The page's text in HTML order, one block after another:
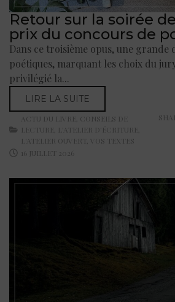
Retour sur la soirée
prix du concours de
Dans ce troisième opus, une grande
poétiques, marquant les choix du
privilégié la...
LIRE LA SUITE
ACTU DU LIVRE , CONSEILS DE
LECTURE , L'ATELIER D'ÉCRITURE ,
L'ATELIER OUVERT, VOS TEXTES
16 JUILLET 2026